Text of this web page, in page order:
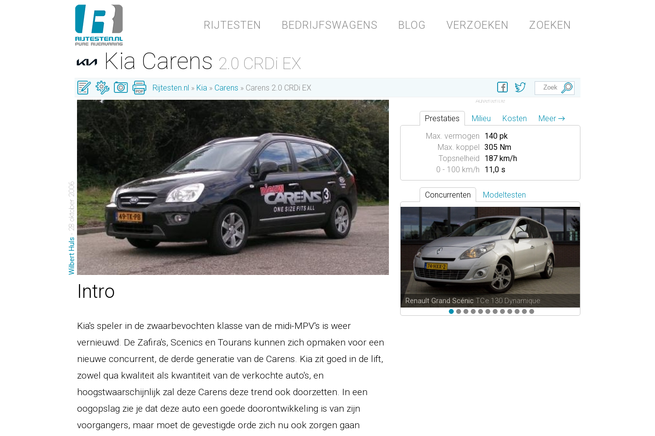
RIJTESTEN BEDRIJFSWAGENS BLOG VERZOEKEN ZOEKEN
Kia Carens 2.0 CRDi EX
Rijtesten.nl Kia Carens Carens 2.0 CRDi EX
Wilbert Huls
- 28 oktober 2006
Intro
Kia's speler in de zwaarbevochten klasse van de midi-MPV's is weer
vernieuwd. De Zafira's, Scenics en Tourans kunnen zich opmaken voor een
nieuwe concurrent, de derde generatie van de Carens. Kia zit goed in de lift,
zowel qua kwaliteit als kwantiteit van de verkochte auto's, en
hoogstwaarschijnlijk zal deze Carens deze trend ook doorzetten. In een
oogopslag zie je dat deze auto een goede doorontwikkeling is van zijn
voorgangers, maar moet de gevestigde orde zich nu ook zorgen gaan
Prestaties Milieu Kosten
Meer →
Max. vermogen
140 pk
Max. koppel 305 Nm
Topsnelheid
187 km/h
0 - 100 km/h
11,0 s
Concurrenten Modeltesten
Renault Grand ScénicTCe 130 Dynamique